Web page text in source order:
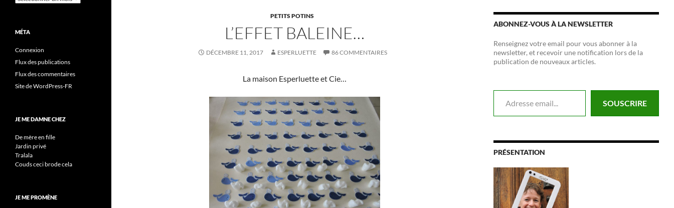
PETITS POTINS
L’EFFET BALEINE…
DÉCEMBRE 11, 2017 ESPERLUETTE 86 COMMENTAIRES
La maison Esperluette et Cie…
ABONNEZ-VOUS À LA NEWSLETTER
Renseignez votre email pour vous abonner à la
newsletter, et recevoir une notification lors de la
publication de nouveaux articles.
Adresse email...
SOUSCRIRE
PRÉSENTATION
MÉTA
Connexion
Flux des publications
Flux des commentaires
Site de WordPress-FR
JE ME DAMNE CHEZ
De mère en fille
Jardin privé
Tralala
Couds ceci brode cela
JE ME PROMÈNE